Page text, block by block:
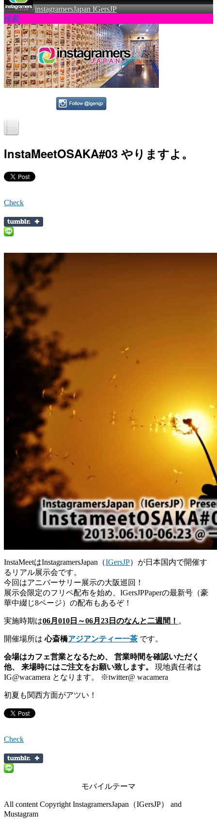
instagramersJapan IGersJP
検索
InstaMeetOSAKA#03 やりますよ。
Check
InstaMeetはInstagramersJapan（IGersJP）が日本国内で開催す
るリアル展示会です。
今回はアニバーサリー展示の大阪巡回！
展示会限定のフリペ配布を始め、IGersJPPaperの最新号（豪
華中綴じ8ページ）の配布もあるぞ！
実施時期は06月010日～06月23日のなんと二週間！ 。
開催場所は心斎橋アジアンティー一茶 です。
会場はカフェ営業となるため、
営業時間を確認いただく
他、
来場時にはご注文をお願い致します。
現地責任者は
IG@wacamera となります。 ※twitter@ wacamera
初夏も関西方面がアツい！
Check
モバイルテーマ
All content Copyright InstagramersJapan（IGersJP） and
Mustagram